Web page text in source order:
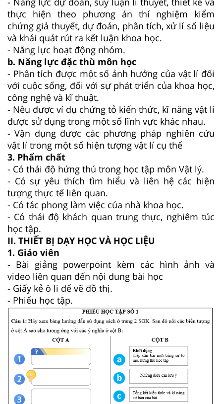
thực hiện theo phương án thí nghiệm kiểm
chứng giả thuyết, dự đoán, phân tích, xử lí số liệu
và khái quát rút ra kết luận khoa học.
- Năng lực hoạt động nhóm.
b. Năng lực đặc thù môn học
- Phân tích được một số ảnh hưởng của vật lí đối
với cuộc sống, đối với sự phát triển của khoa học,
công nghệ và kĩ thuật.
- Nêu được ví dụ chứng tỏ kiến thức, kĩ năng vật lí
được sử dụng trong một số lĩnh vực khác nhau.
- Vận dụng được các phương pháp nghiên cứu
vật lí trong một số hiện tượng vật lí cụ thể
3. Phẩm chất
- Có thái độ hứng thú trong học tập môn Vật lý.
- Có sự yêu thích tìm hiểu và liên hệ các hiện
tượng thực tế liên quan.
- Có tác phong làm việc của nhà khoa học.
- Có thái độ khách quan trung thực, nghiêm túc
học tập.
II. THIẾT BỊ DẠY HỌC VÀ HỌC LIỆU
1. Giáo viên
- Bài giảng powerpoint kèm các hình ảnh và
video liên quan đến nội dung bài học
- Giấy kẻ ô li để vẽ đồ thị.
- Phiếu học tập.